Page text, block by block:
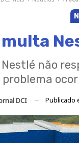
Nestlé não
problema
DCI Publicado